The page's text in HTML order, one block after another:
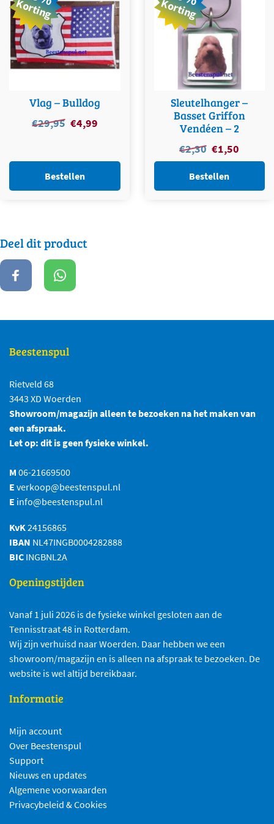
Korting
Vlag – Bulldog
€29,95 Oorspronkelijke
€29,95.
€4,99Huidige
€4,99.
Bestellen
Korting
Sleutelhanger –
Basset Griffon
Vendéen – 2
€2,30 Oorspronkelijke
prijs
was:
€2,30.
€1,50
prijs
€1,50.
Bestellen
Deel dit product
Beestenspul
Rietveld 68
3443 XD Woerden
Showroom/magazijn alleen te bezoeken na het maken van
een afspraak.
Let op: dit is geen fysieke winkel.
M 06-21669500
E verkoop@beestenspul.nl
E info@beestenspul.nl
KvK 24156865
IBAN NL47INGB0004282888
BIC INGBNL2A
Openingstijden
Vanaf 1 juli 2026 is de fysieke winkel gesloten aan de
Tennisstraat 48 in Rotterdam.
Wij zijn verhuisd naar Woerden. Daar hebben we een
showroom/magazijn en is alleen na afspraak te bezoeken. De
website is wel altijd bereikbaar.
Informatie
Mijn account
Over Beestenspul
Support
Nieuws en updates
Algemene voorwaarden
Privacybeleid & Cookies